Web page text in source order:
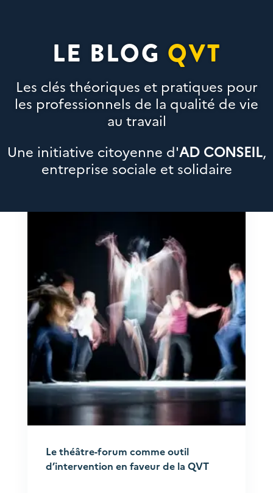
LE BLOG QVT
Les clés théoriques et pratiques pour
les professionnels de la qualité de vie
au travail
Une initiative citoyenne d'AD CONSEIL,
entreprise sociale et solidaire
Le théâtre-forum comme outil
d’intervention en faveur de la QVT